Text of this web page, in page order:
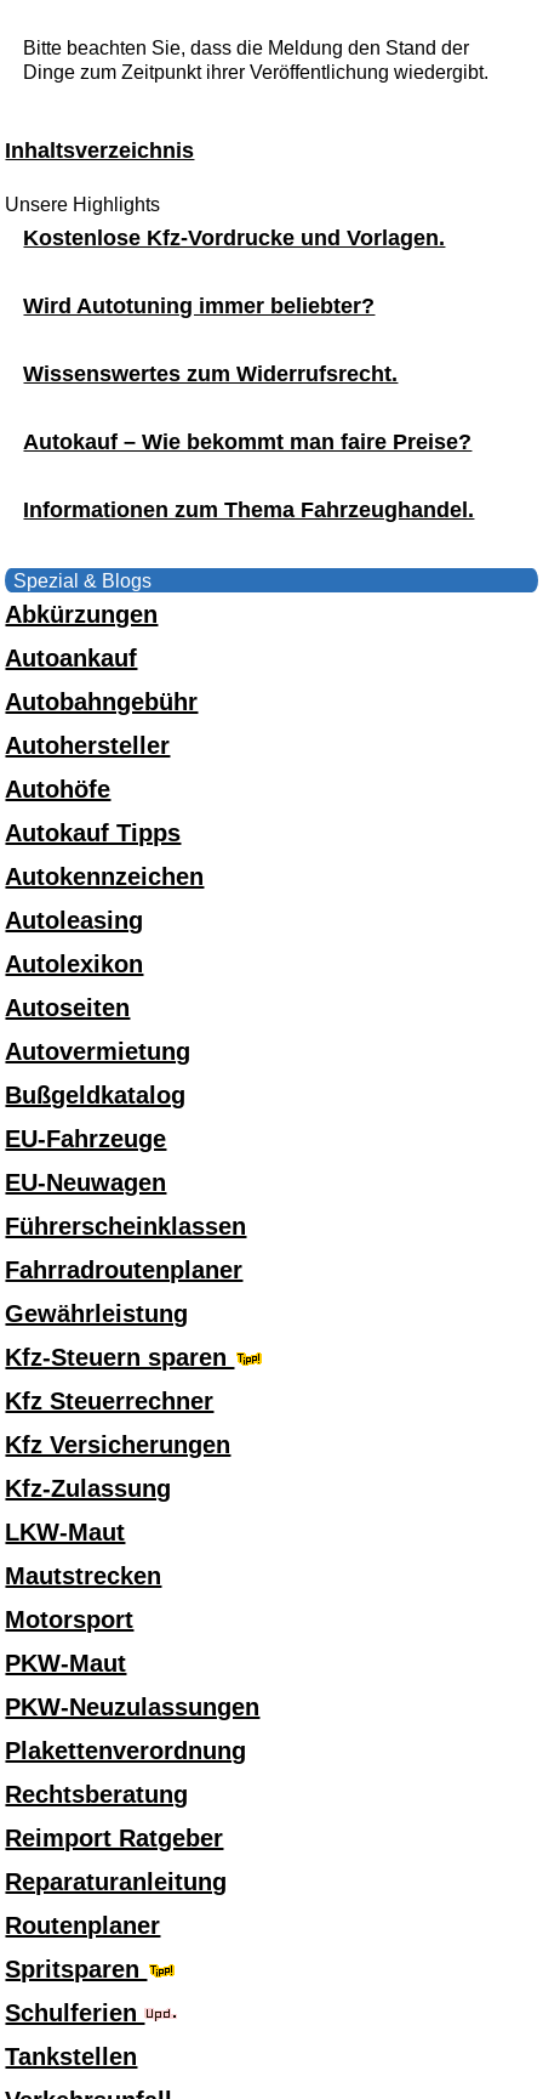
Bitte beachten Sie, dass die Meldung den Stand der
Dinge zum Zeitpunkt ihrer Veröffentlichung wiedergibt.
Inhaltsverzeichnis
Unsere Highlights
Kostenlose Kfz-Vordrucke und Vorlagen.
Wird Autotuning immer beliebter?
Wissenswertes zum Widerrufsrecht.
Autokauf – Wie bekommt man faire Preise?
Informationen zum Thema Fahrzeughandel.
Spezial & Blogs
Abkürzungen
Autoankauf
Autobahngebühr
Autohersteller
Autohöfe
Autokauf Tipps
Autokennzeichen
Autoleasing
Autolexikon
Autoseiten
Autovermietung
Bußgeldkatalog
EU-Fahrzeuge
EU-Neuwagen
Führerscheinklassen
Fahrradroutenplaner
Gewährleistung
Kfz-Steuern sparen
Kfz Steuerrechner
Kfz Versicherungen
Kfz-Zulassung
LKW-Maut
Mautstrecken
Motorsport
PKW-Maut
PKW-Neuzulassungen
Plakettenverordnung
Rechtsberatung
Reimport Ratgeber
Reparaturanleitung
Routenplaner
Spritsparen
Schulferien
Tankstellen